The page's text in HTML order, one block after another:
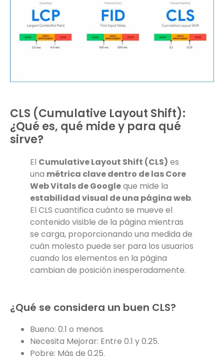
CLS (Cumulative Layout Shift):
¿Qué es, qué mide y para qué
sirve?
El Cumulative Layout Shift (CLS) es
una métrica clave dentro de las Core
Web Vitals de Googleque mide la
estabilidad visual de una página web.
El CLS cuantifica cuánto se mueve el
contenido visible de la página mientras
se carga, proporcionando una medida de
cuán molesto puede ser para los usuarios
cuando los elementos en la página
cambian de posición inesperadamente.
¿Qué se considera un buen CLS?
Bueno: 0.1 o menos.
Necesita Mejorar: Entre 0.1 y 0.25.
Pobre: Más de 0.25.